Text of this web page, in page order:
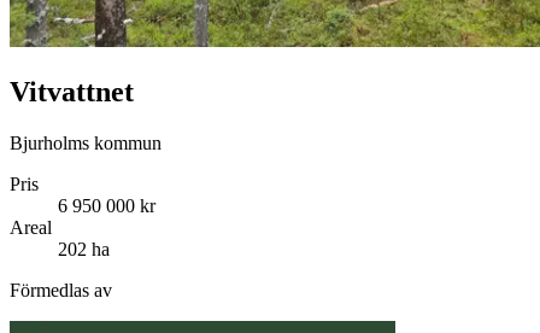
Vitvattnet
Bjurholms kommun
Pris
6 950 000 kr
Areal
202 ha
Förmedlas av